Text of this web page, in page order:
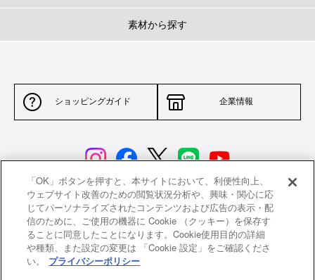
素材から探す
ショッピングガイド 企業情報
サイトポリシー 特定商取引法に基づく表示
並行輸入品について 個人情報保護方針
返品について
「OK」ボタンを押すと、本サイトにおいて、利便性向上、
ウェブサイト改善のための閲覧状況分析や、興味・関心に応
じてパーソナライズされたコンテンツおよび広告の表示・配
信のために、ご使用の機器に Cookie （クッキー）を保存す
ることに同意したことになります。Cookie使用目的の詳細
や種類、また設定の変更は 「Cookie 設定」をご確認くださ
い。
プライバシーポリシー